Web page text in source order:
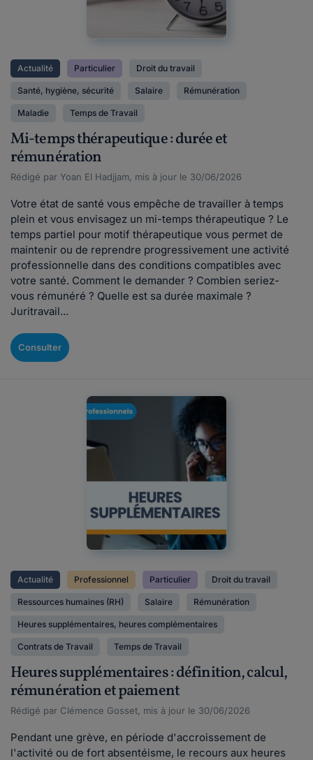
Actualité Particulier Droit du travail
Santé, hygiène, sécurité Salaire Rémunération
Maladie Temps de Travail
Mi-temps thérapeutique : durée et
rémunération
Rédigé par Yoan El Hadjjam, mis à jour le 30/06/2026
Votre état de santé vous empêche de travailler à temps
plein et vous envisagez un mi-temps thérapeutique ? Le
temps partiel pour motif thérapeutique vous permet de
maintenir ou de reprendre progressivement une activité
professionnelle dans des conditions compatibles avec
votre santé. Comment le demander ? Combien seriez-
vous rémunéré ? Quelle est sa durée maximale ?
Juritravail...
Consulter
Actualité Professionnel Particulier Droit du travail
Ressources humaines (RH) Salaire Rémunération
Heures supplémentaires, heures complémentaires
Contrats de Travail Temps de Travail
Heures supplémentaires : définition, calcul,
rémunération et paiement
Rédigé par Clémence Gosset, mis à jour le 30/06/2026
Pendant une grève, en période d'accroissement de
l'activité ou de fort absentéisme, le recours aux heures